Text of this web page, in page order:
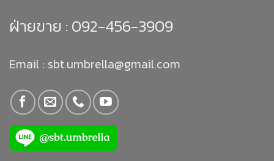
ฝ่ายขาย : 092-456-3909
Email : sbt.umbrella@gmail.com